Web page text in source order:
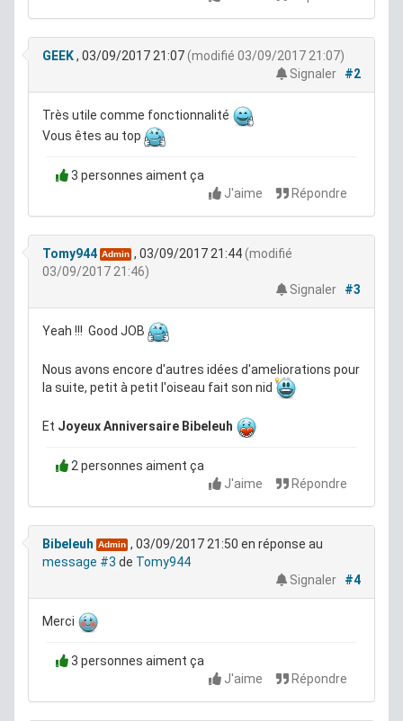
GEEK, 03/09/2017 21:07(modifié 03/09/2017 21:07)
Signaler
#2
Très utile comme fonctionnalité
Vous êtes au top
3 personnes aiment ça
J'aime
Répondre
Tomy944 Admin , 03/09/2017 21:44(modifié
03/09/2017 21:46)
Signaler
#3
Yeah !!! Good JOB
Nous avons encore d'autres idées d'ameliorations pour
la suite, petit à petit l'oiseau fait son nid
Et Joyeux Anniversaire Bibeleuh
2 personnes aiment ça
J'aime
Répondre
Bibeleuh Admin , 03/09/2017 21:50 en réponse au
message #3 de Tomy944
Signaler
#4
Merci
3 personnes aiment ça
J'aime
Répondre